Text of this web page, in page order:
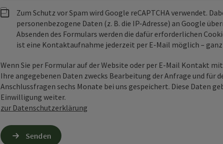
Zum Schutz vor Spam wird Google reCAPTCHA verwendet.
personenbezogene Daten (z. B. die IP-Adresse) an Google
Absenden des Formulars werden die dafür erforderlichen
ist eine Kontaktaufnahme jederzeit per E-Mail möglich – ganz
Wenn Sie per Formular auf der Website oder per E-Mail Kontakt
Ihre angegebenen Daten zwecks Bearbeitung der Anfrage und für
Anschlussfragen sechs Monate bei uns gespeichert. Diese Daten
Einwilligung weiter.
zur Datenschutzerklärung
Senden